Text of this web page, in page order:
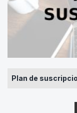
Plan de